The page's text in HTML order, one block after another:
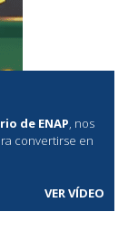
de ENAP, nos
convertirse en
VER VÍDEO